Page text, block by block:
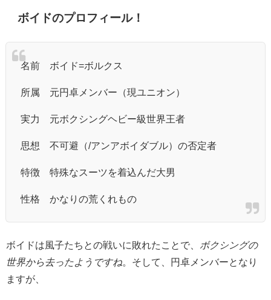
ボイドのプロフィール！
名前 ボイド=ボルクス
所属 元円卓メンバー（現ユニオン）
実力 元ボクシングヘビー級世界王者
思想 不可避（/アンアボイダブル） の否定者
特徴 特殊なスーツを着込んだ大男
性格 かなりの荒くれもの
ボイドは風子たちとの戦いに敗れたことで、 ボクシングの
世界から去ったようですね。そして、円卓メンバーとなり
ますが、